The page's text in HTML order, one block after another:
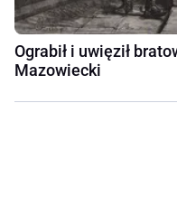
Ograbił i uwięził
Mazowiecki